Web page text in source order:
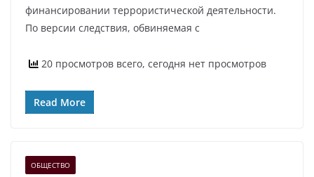
финансировании террористической деятельности.
По версии следствия, обвиняемая с
20 просмотров всего, сегодня нет просмотров
Read More
ОБЩЕСТВО